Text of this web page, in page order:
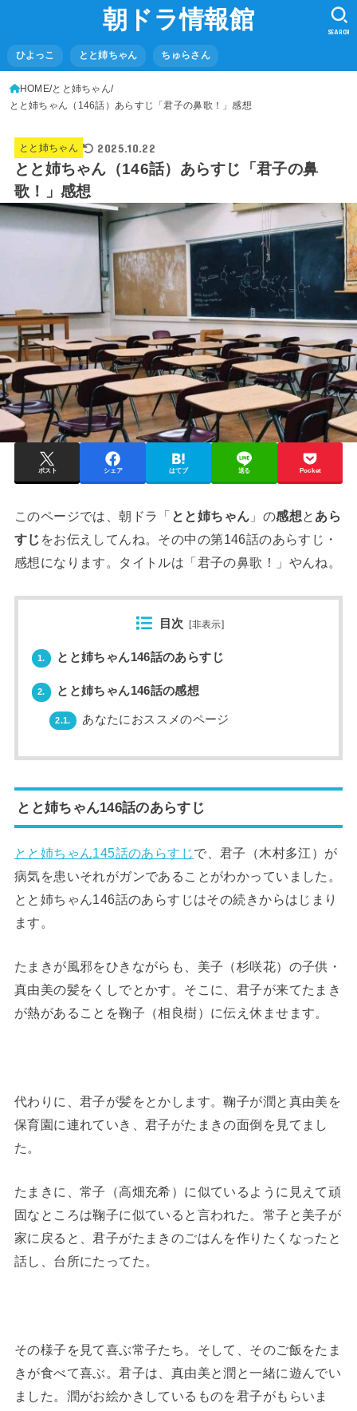
朝ドラ情報館
ひよっこ とと姉ちゃん ちゅらさん
SEARCH
HOME とと姉ちゃん
とと姉ちゃん（146話）あらすじ「君子の鼻歌！」感想
とと姉ちゃん 2025.10.22
とと姉ちゃん（146話）あらすじ「君子の鼻
歌！」感想
ポスト シェア はてブ 送る Pocket
このページでは、朝ドラ「 とと姉ちゃん 」の感想と あら
すじ をお伝えしてんね。その中の第146話のあらすじ・
感想になります。タイトルは「君子の鼻歌！」やんね。
目次 [非表示]
1. とと姉ちゃん146話のあらすじ
2. とと姉ちゃん146話の感想
2.1. あなたにおススメのページ
とと姉ちゃん146話のあらすじ
とと姉ちゃん145話のあらすじで、君子（木村多江）が
病気を患いそれがガンであることがわかっていました。
とと姉ちゃん146話のあらすじはその続きからはじまり
ます。
たまきが風邪をひきながらも、美子（杉咲花）の子供・
真由美の髪をくしでとかす。そこに、君子が来てたまき
が熱があることを鞠子（相良樹）に伝え休ませます。
代わりに、君子が髪をとかします。鞠子が潤と真由美を
保育園に連れていき、君子がたまきの面倒を見てまし
た。
たまきに、常子（高畑充希）に似ているように見えて頑
固なところは鞠子に似ていると言われた。常子と美子が
家に戻ると、君子がたまきのごはんを作りたくなったと
話し、台所にたってた。
その様子を見て喜ぶ常子たち。そして、そのご飯をたま
きが食べて喜ぶ。君子は、真由美と潤と一緒に遊んでい
ました。潤がお絵かきしているものを君子がもらいま